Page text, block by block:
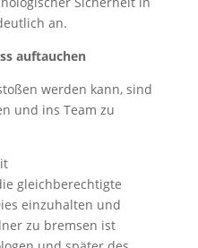
an.
auftauchen
werden kann, sind
und ins Team zu
gleichberechtigte
einzuhalten und
zu bremsen ist